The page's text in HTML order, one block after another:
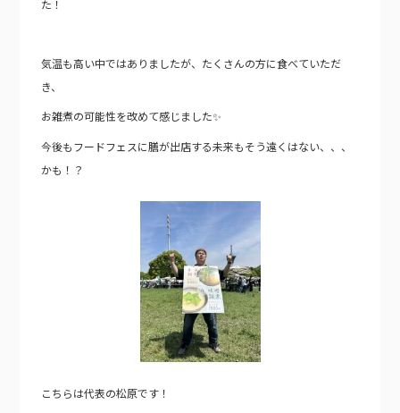
た！
気温も高い中ではありましたが、たくさんの方に食べていただ
き、
お雑煮の可能性を改めて感じました✨
今後もフードフェスに膳が出店する未来もそう遠くはない、、、
かも！？
こちらは代表の松原です！